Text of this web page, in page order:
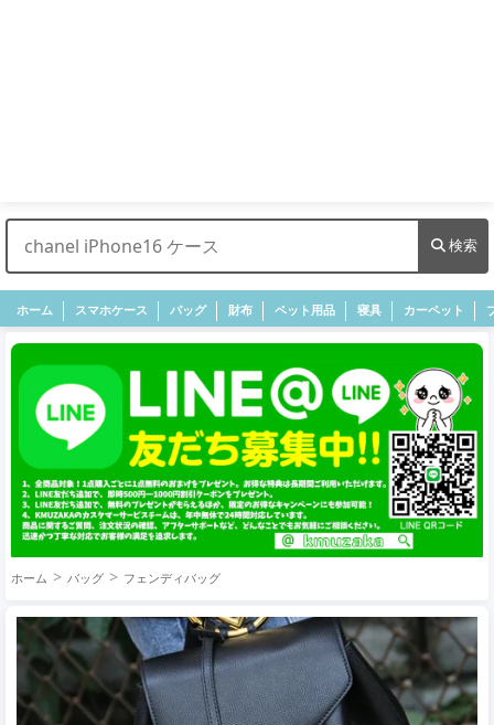
検索
ホーム スマホケース バッグ 財布 ペット用品 寝具 カーペット
ホーム バッグ フェンディバッグ